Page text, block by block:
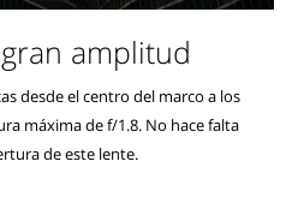
amplitud
desde el centro del marco a los
máxima de f/1.8. No hace falta
de este lente.